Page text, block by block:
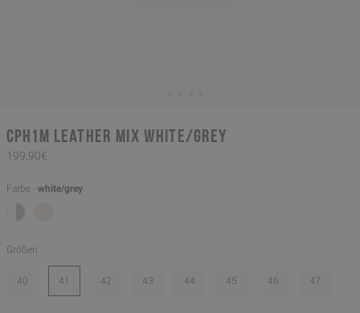
CPH1M leather mix white/grey
199,90€
Farbe - white/grey
Größen
40 41 42 43 44 45 46 47